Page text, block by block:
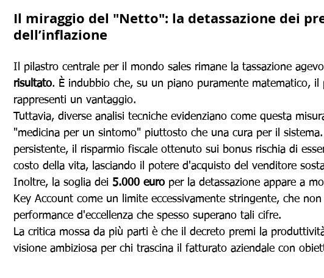
Il miraggio del "Netto": la detassazione dei
dell’inflazione
Il pilastro centrale per il mondo sales rimane la tassazione
risultato. È indubbio che, su un piano puramente matematico,
rappresenti un vantaggio.
Tuttavia, diverse analisi tecniche evidenziano come questa
"medicina per un sintomo" piuttosto che una cura per il
persistente, il risparmio fiscale ottenuto sui bonus rischia di
costo della vita, lasciando il potere d'acquisto del venditore
Inoltre, la soglia dei 5.000 euro per la detassazione appare a
Key Account come un limite eccessivamente stringente, che
performance d'eccellenza che spesso superano tali cifre.
La critica mossa da più parti è che il decreto premi la
visione ambiziosa per chi trascina il fatturato aziendale con